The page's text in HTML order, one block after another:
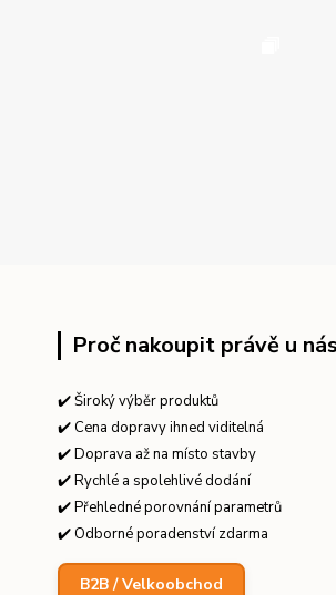
Proč nakoupit právě u
✔️ Široký výběr produktů
✔️ Cena dopravy ihned viditelná
✔️ Doprava až na místo stavby
✔️ Rychlé a spolehlivé dodání
✔️ Přehledné porovnání parametrů
✔️ Odborné poradenství zdarma
B2B / Velkoobchod